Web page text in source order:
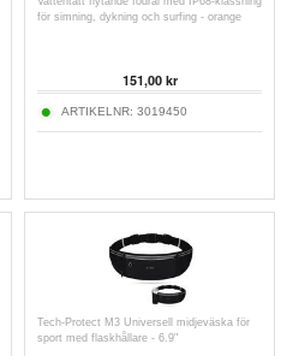
för simning, dykning och surfing - orange
151,00kr
ARTIKELNR: 3019450
Tech-Protect M3 Universell midjeväska för
sport med flaskhållare - 6.9"